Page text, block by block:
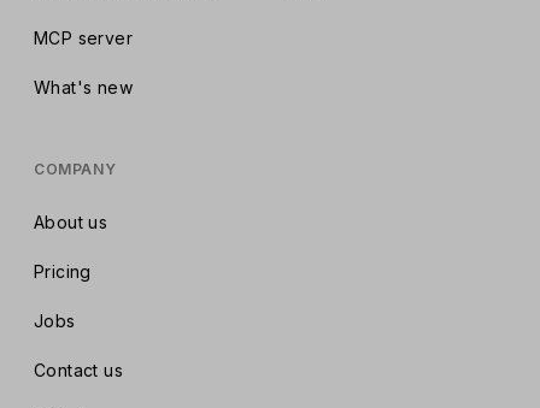
MCP server
What's new
COMPANY
About us
Pricing
Jobs
Contact us